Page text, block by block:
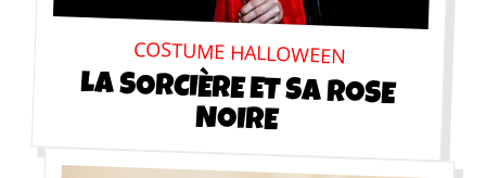
COSTUME HALLOWEEN
LA SORCIÈRE ET SA ROSE
NOIRE